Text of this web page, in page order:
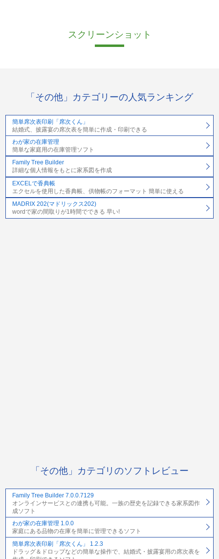
スクリーンショット
「その他」カテゴリーの人気ランキング
簡単席次表印刷「席次くん」
結婚式、披露宴の席次表を簡単に作成・印刷できる
わが家の在庫管理
簡単な家庭用の在庫管理ソフト
Family Tree Builder
詳細な個人情報をもとに家系図を作成
EXCELで香典帳
エクセルを使用した香典帳、供物帳のフォーマット 簡単に使える
MADRIX 202(マドリックス202)
wordで家の間取りが1時間でできる 早い!
「その他」カテゴリのソフトレビュー
Family Tree Builder 7.0.0.7129
オンラインサービスとの連携も可能。一族の歴史を記録できる家系図作
成ソフト
わが家の在庫管理 1.0.0
家庭にある品物の在庫を簡単に管理できるソフト
簡単席次表印刷「席次くん」 1.2.3
ドラッグ＆ドロップなどの簡単な操作で、結婚式・披露宴用の席次表を